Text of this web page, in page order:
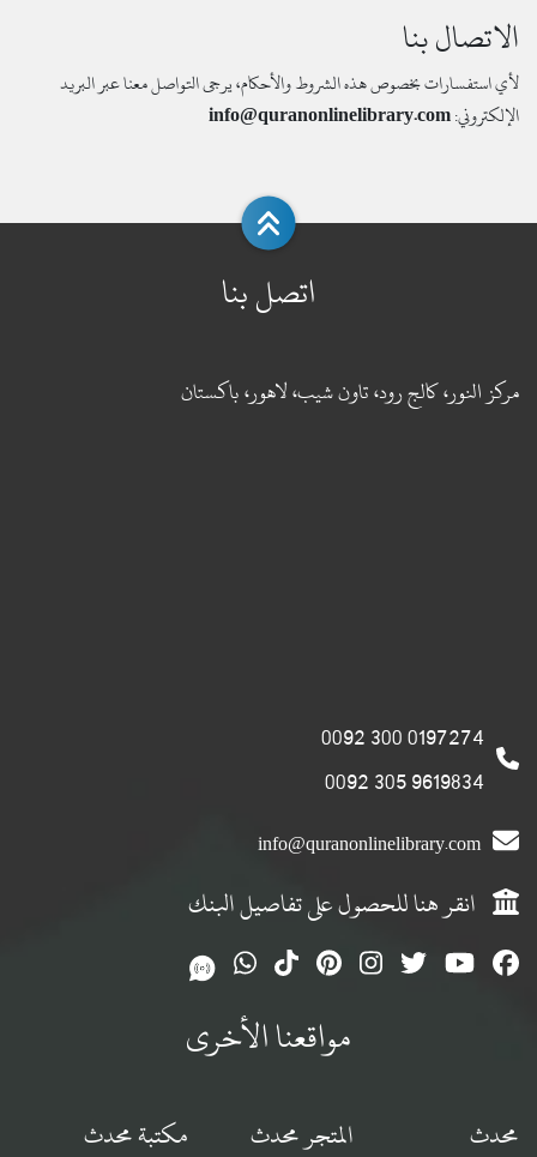
الاتصال بنا
لأي استفسارات بخصوص هذه الشروط والأحكام، يرجى التواصل معنا عبر البريد
الإلكتروني:info@quranonlinelibrary.com
اتصل بنا
مركز النور، كالج رود، تاون شيب، لاهور، باكستان
0197274 300 0092
9619834 305 0092
info@quranonlinelibrary.com
انقر هنا للحصول على تفاصيل البنك
مواقعنا الأخرى
محدث المتجر محدث مكتبة محدث